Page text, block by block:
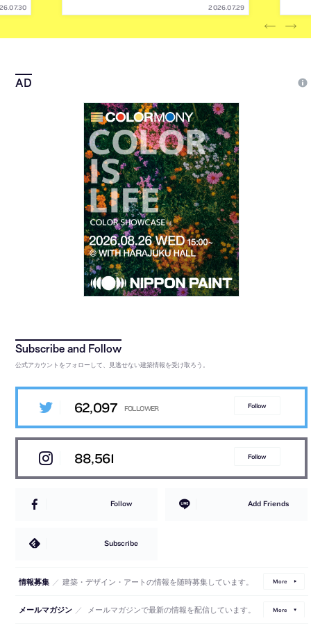
2026.07.29
公式アカウントをフォローして、見逃せない建築情報を受け取ろう。
62,097 Follow
88,561 Follow
Follow Add Friends
Subscribe
情報募集 ／ 建築・デザイン・アートの情報を随時募集しています。 More
メールマガジン ／ メールマガジンで最新の情報を配信しています。 More